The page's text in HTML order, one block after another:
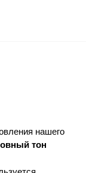
нашего
тон